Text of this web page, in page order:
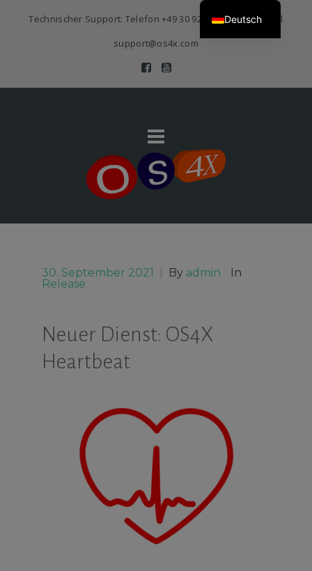
Technischer Support: Telefon+49 30 920 383 3468| E-Mail
support@os4x.com
30. September 2021 By admin
In
Release
Neuer Dienst: OS4X
Heartbeat
Deutsch